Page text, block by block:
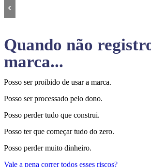
‹
Quando não
marca...
Posso ser proibido de usar a marca.
Posso ser processado pelo dono.
Posso perder tudo que construi.
Posso ter que começar tudo do zero.
Posso perder muito dinheiro.
Vale a pena correr todos esses riscos?